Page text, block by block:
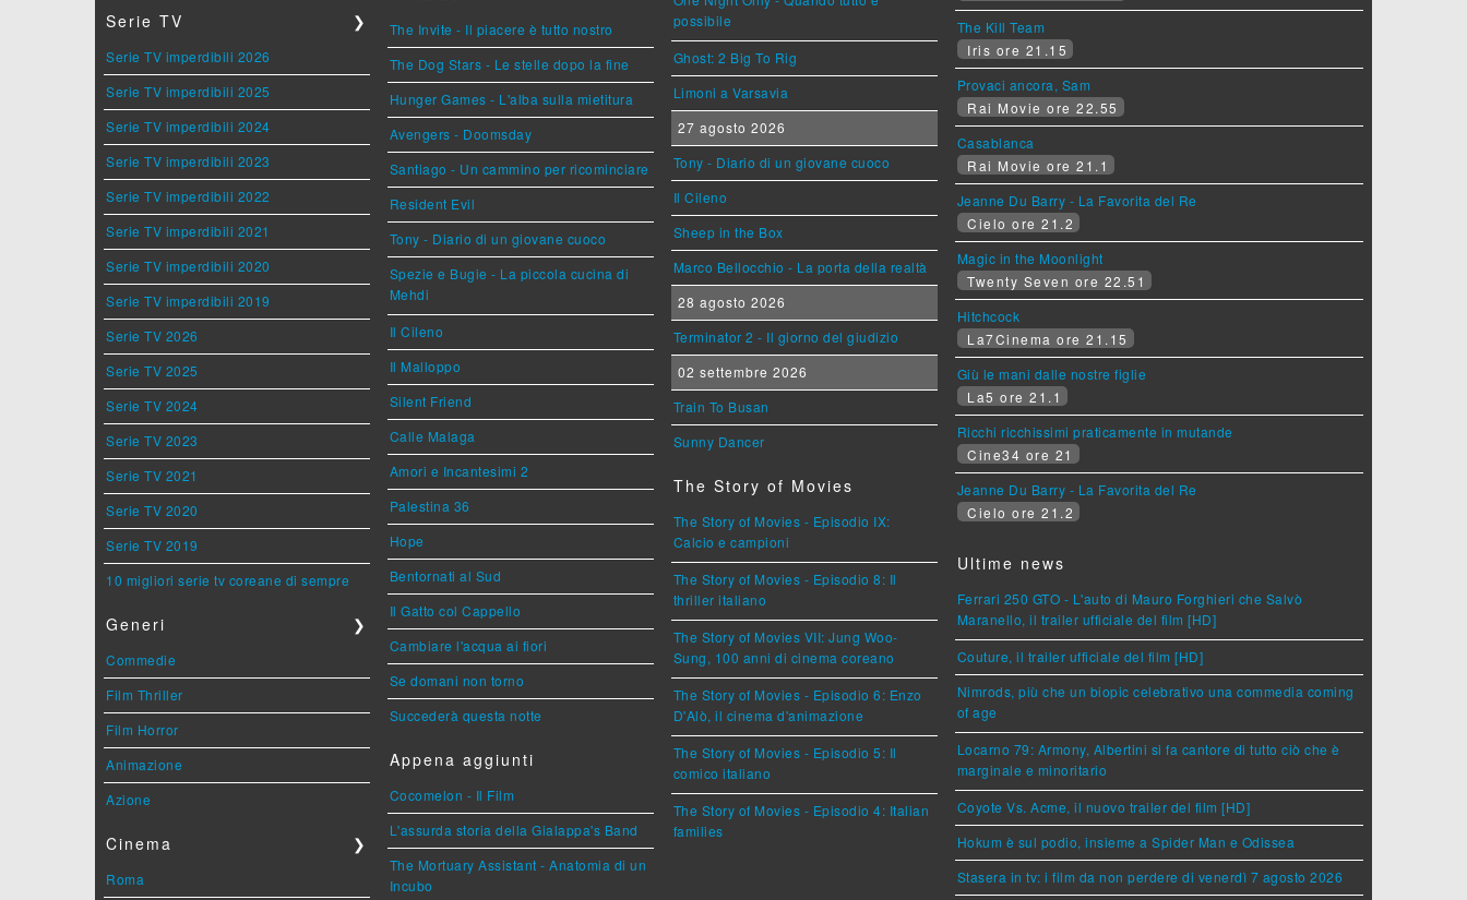
Serie TV ❯
Serie TV imperdibili 2026
Serie TV imperdibili 2025
Serie TV imperdibili 2024
Serie TV imperdibili 2023
Serie TV imperdibili 2022
Serie TV imperdibili 2021
Serie TV imperdibili 2020
Serie TV imperdibili 2019
Serie TV 2026
Serie TV 2025
Serie TV 2024
Serie TV 2023
Serie TV 2021
Serie TV 2020
Serie TV 2019
10 migliori serie tv coreane di sempre
Generi ❯
Commedie
Film Thriller
Film Horror
Animazione
Azione
Cinema ❯
Roma
The Invite - Il piacere è tutto nostro
The Dog Stars - Le stelle dopo la fine
Hunger Games - L'alba sulla mietitura
Avengers - Doomsday
Santiago - Un cammino per ricominciare
Resident Evil
Tony - Diario di un giovane cuoco
Spezie e Bugie - La piccola cucina di
Mehdi
Il Cileno
Il Malloppo
Silent Friend
Calle Malaga
Amori e Incantesimi 2
Palestina 36
Hope
Bentornati al Sud
Il Gatto col Cappello
Cambiare l'acqua ai fiori
Se domani non torno
Succederà questa notte
Appena aggiunti
Cocomelon - Il Film
L'assurda storia della Gialappa's Band
The Mortuary Assistant - Anatomia di un
Incubo
possibile
Ghost: 2 Big To Rig
Limoni a Varsavia
27 agosto 2026
Tony - Diario di un giovane cuoco
Il Cileno
Sheep in the Box
Marco Bellocchio - La porta della realtà
28 agosto 2026
Terminator 2 - Il giorno del giudizio
02 settembre 2026
Train To Busan
Sunny Dancer
The Story of Movies
The Story of Movies - Episodio IX:
Calcio e campioni
The Story of Movies - Episodio 8: Il
thriller italiano
The Story of Movies VII: Jung Woo-
Sung, 100 anni di cinema coreano
The Story of Movies - Episodio 6: Enzo
D'Alò, il cinema d'animazione
The Story of Movies - Episodio 5: Il
comico italiano
The Story of Movies - Episodio 4: Italian
families
The Kill Team
Iris ore 21.15
Provaci ancora, Sam
Rai Movie ore 22.55
Casablanca
Rai Movie ore 21.1
Jeanne Du Barry - La Favorita del Re
Cielo ore 21.2
Magic in the Moonlight
Twenty Seven ore 22.51
Hitchcock
La7Cinema ore 21.15
Giù le mani dalle nostre figlie
La5 ore 21.1
Ricchi ricchissimi praticamente in mutande
Cine34 ore 21
Jeanne Du Barry - La Favorita del Re
Cielo ore 21.2
Ultime news
Ferrari 250 GTO - L'auto di Mauro Forghieri che Salvò
Maranello, il trailer ufficiale del film [HD]
Couture, il trailer ufficiale del film [HD]
Nimrods, più che un biopic celebrativo una commedia coming
of age
Locarno 79: Armony, Albertini si fa cantore di tutto ciò che è
marginale e minoritario
Coyote Vs. Acme, il nuovo trailer del film [HD]
Hokum è sul podio, insieme a Spider Man e Odissea
Stasera in tv: i film da non perdere di venerdì 7 agosto 2026